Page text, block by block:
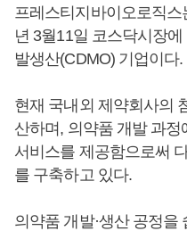
프레스티지바이오로직스
년 3월11일 코스닥시장
발생산(CDMO) 기업이다.
현재 국내외 제약회사의
산하며, 의약품 개발 과
서비스를 제공함으로써
를 구축하고 있다.
의약품 개발·생산 공정을